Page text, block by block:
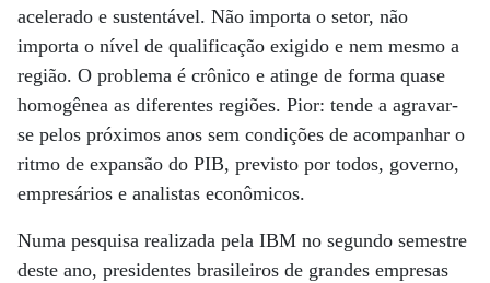
acelerado e sustentável. Não importa o setor, não
importa o nível de qualificação exigido e nem mesmo a
região. O problema é crônico e atinge de forma quase
homogênea as diferentes regiões. Pior: tende a agravar-
se pelos próximos anos sem condições de acompanhar o
ritmo de expansão do PIB, previsto por todos, governo,
empresários e analistas econômicos.
Numa pesquisa realizada pela IBM no segundo semestre
deste ano, presidentes brasileiros de grandes empresas